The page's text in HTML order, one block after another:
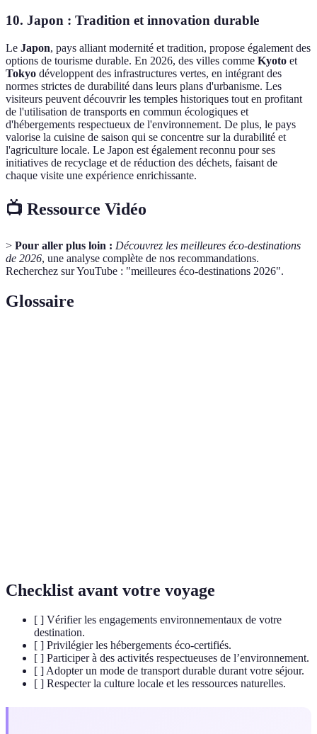
10. Japon : Tradition et innovation durable
Le Japon, pays alliant modernité et tradition, propose également des
options de tourisme durable. En 2026, des villes comme Kyoto et
Tokyo développent des infrastructures vertes, en intégrant des
normes strictes de durabilité dans leurs plans d'urbanisme. Les
visiteurs peuvent découvrir les temples historiques tout en profitant
de l'utilisation de transports en commun écologiques et
d'hébergements respectueux de l'environnement. De plus, le pays
valorise la cuisine de saison qui se concentre sur la durabilité et
l'agriculture locale. Le Japon est également reconnu pour ses
initiatives de recyclage et de réduction des déchets, faisant de
chaque visite une expérience enrichissante.
📺 Ressource Vidéo
> Pour aller plus loin : Découvrez les meilleures éco-destinations
de 2026, une analyse complète de nos recommandations.
Recherchez sur YouTube : "meilleures éco-destinations 2026".
Glossaire
Checklist avant votre voyage
[ ] Vérifier les engagements environnementaux de votre
destination.
[ ] Privilégier les hébergements éco-certifiés.
[ ] Participer à des activités respectueuses de l’environnement.
[ ] Adopter un mode de transport durable durant votre séjour.
[ ] Respecter la culture locale et les ressources naturelles.